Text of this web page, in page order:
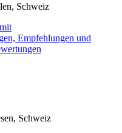
Schweiz
Schweiz